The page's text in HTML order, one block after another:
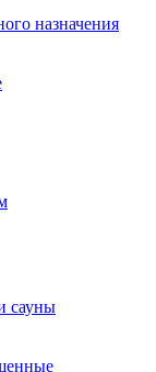
назначения
сауны